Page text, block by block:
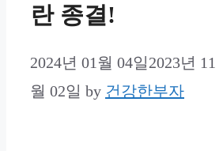
란 종결!
2024년 01월 04일2023년 11
월 02일 by 건강한부자